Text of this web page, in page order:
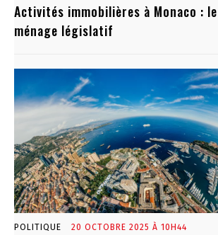
Activités immobilières à Monaco :
ménage législatif
POLITIQUE 20 OCTOBRE 2025 À 10H44